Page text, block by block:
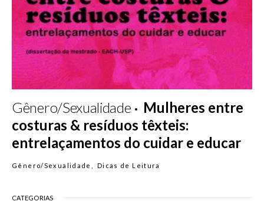
Gênero/Sexualidade
Mulheres entre
costuras & resíduos têxteis:
entrelaçamentos do cuidar e educar
Gênero/Sexualidade Dicas de Leitura
CATEGORIAS